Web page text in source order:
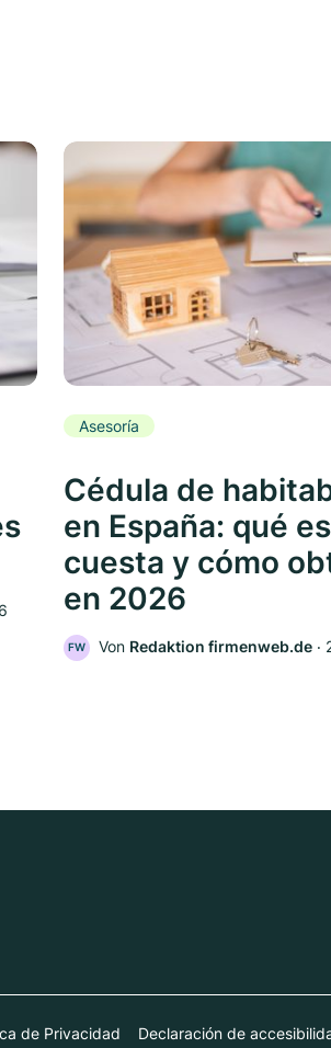
Asesoría
Cédula de
en España: qué
cuesta y cómo
en 2026
FW Von Redaktion firmenweb.de ‧
de Privacidad Declaración de